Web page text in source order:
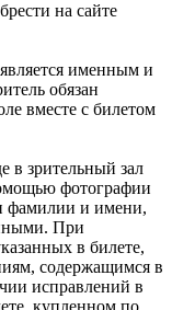
на сайте
именным и
обязан
вместе с билетом
в зрительный зал
фотографии
фамилии и имени,
При
в билете,
содержащимся в
исправлений в
купленном по